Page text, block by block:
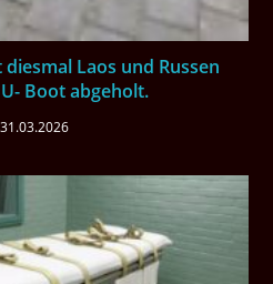
Laos und Russen
Boot abgeholt.
31.03.2026